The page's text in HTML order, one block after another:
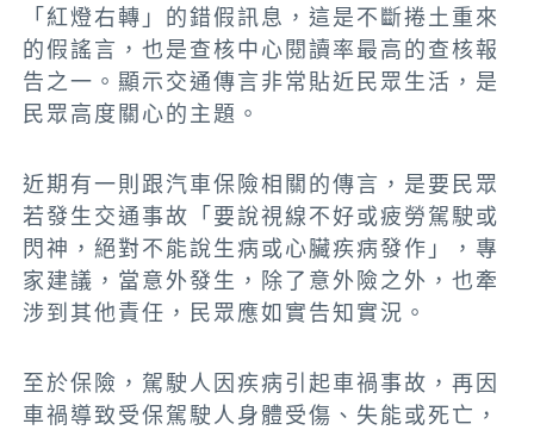
「紅燈右轉」的錯假訊息，這是不斷捲土重來
的假謠言，也是查核中心閱讀率最高的查核報
告之一。顯示交通傳言非常貼近民眾生活，是
民眾高度關心的主題。
近期有一則跟汽車保險相關的傳言，是要民眾
若發生交通事故「要說視線不好或疲勞駕駛或
閃神，絕對不能說生病或心臟疾病發作」，專
家建議，當意外發生，除了意外險之外，也牽
涉到其他責任，民眾應如實告知實況。
至於保險，駕駛人因疾病引起車禍事故，再因
車禍導致受保駕駛人身體受傷、失能或死亡，